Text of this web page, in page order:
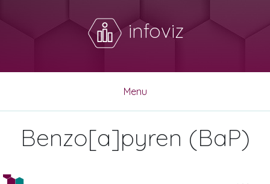
infoviz
Menu
Benzo[a]pyren (BaP)